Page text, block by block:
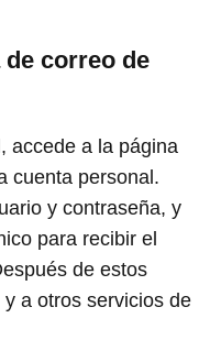
correo de
accede a la página
cuenta personal.
y contraseña, y
para recibir el
de estos
a otros servicios de